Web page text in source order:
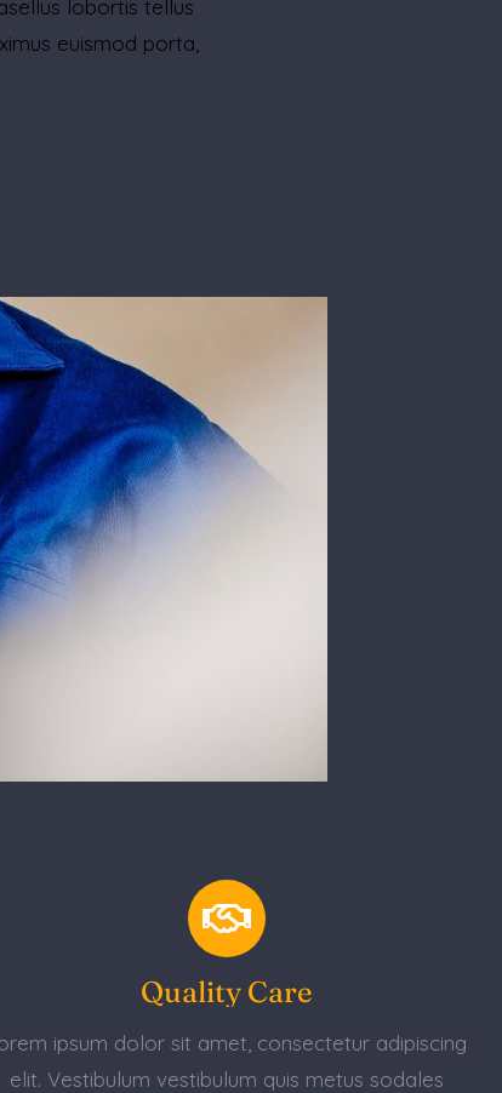
lobortis tellus
euismod porta,
Quality Care
ipsum dolor sit amet, consectetur adipiscing
elit. Vestibulum vestibulum quis metus sodales